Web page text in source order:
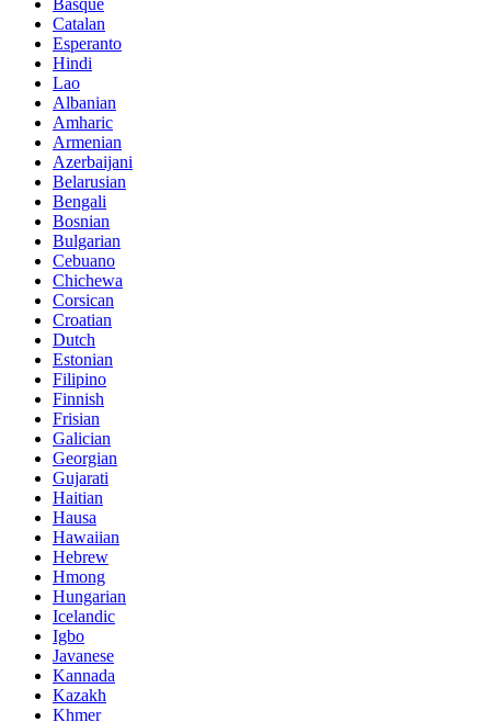
Catalan
Esperanto
Hindi
Lao
Albanian
Amharic
Armenian
Azerbaijani
Belarusian
Bengali
Bosnian
Bulgarian
Cebuano
Chichewa
Corsican
Croatian
Dutch
Estonian
Filipino
Finnish
Frisian
Galician
Georgian
Gujarati
Haitian
Hausa
Hawaiian
Hebrew
Hmong
Hungarian
Icelandic
Igbo
Javanese
Kannada
Kazakh
Khmer